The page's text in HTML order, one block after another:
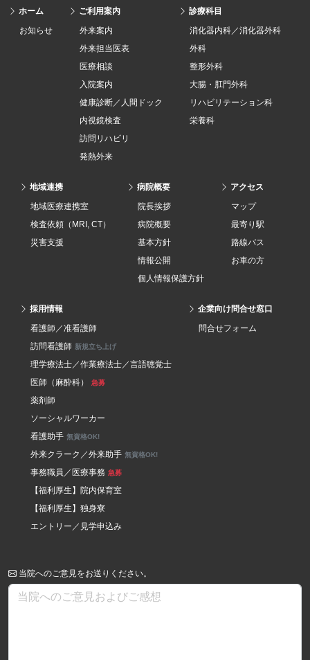
ホーム
お知らせ
ご利用案内
外来案内
外来担当医表
医療相談
入院案内
健康診断／人間ドック
内視鏡検査
訪問リハビリ
発熱外来
診療科目
消化器内科／消化器外科
外科
整形外科
大腸・肛門外科
リハビリテーション科
栄養科
地域連携
地域医療連携室
検査依頼（MRI, CT）
災害支援
病院概要
院長挨拶
病院概要
基本方針
情報公開
個人情報保護方針
アクセス
マップ
最寄り駅
路線バス
お車の方
採用情報
看護師／准看護師
訪問看護師 新規立ち上げ
理学療法士／作業療法士／言語聴覚士
医師（麻酔科）
急募
薬剤師
ソーシャルワーカー
看護助手 無資格OK!
外来クラーク／外来助手 無資格OK!
事務職員／医療事務 急募
【福利厚生】院内保育室
【福利厚生】独身寮
エントリー／見学申込み
企業向け問合せ窓口
問合せフォーム
当院へのご意見をお送りください。